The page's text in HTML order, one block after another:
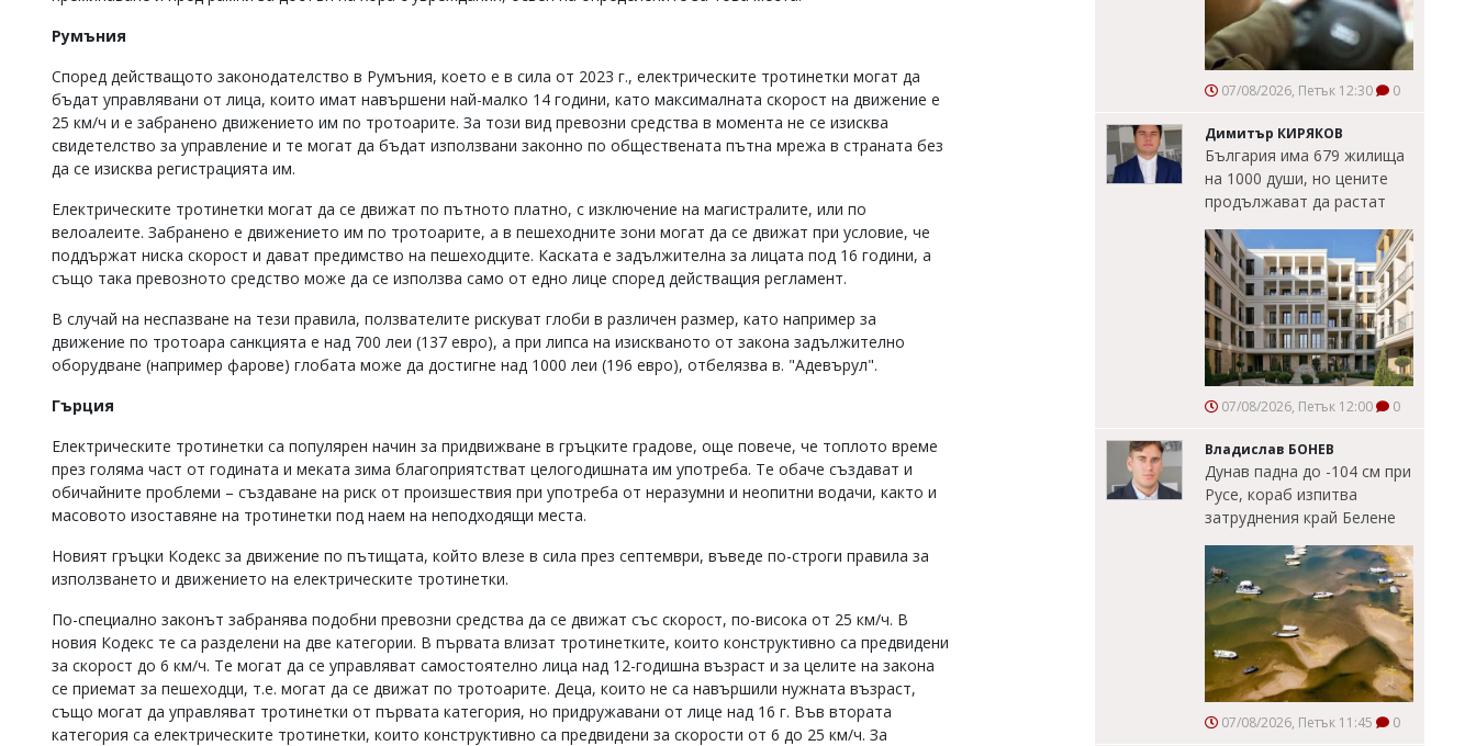
откриете
обиден
коментар,
сигнализирайте
Румъния
Според действащото законодателство в Румъния, което е в сила от 2023 г., електрическите тротинетки могат да
бъдат управлявани от лица, които имат навършени най-малко 14 години, като максималната скорост на движение е
25 км/ч и е забранено движението им по тротоарите. За този вид превозни средства в момента не се изисква
свидетелство за управление и те могат да бъдат използвани законно по обществената пътна мрежа в страната без
да се изисква регистрацията им.
Електрическите тротинетки могат да се движат по пътното платно, с изключение на магистралите, или по
велоалеите. Забранено е движението им по тротоарите, а в пешеходните зони могат да се движат при условие, че
поддържат ниска скорост и дават предимство на пешеходците. Каската е задължителна за лицата под 16 години, а
също така превозното средство може да се използва само от едно лице според действащия регламент.
В случай на неспазване на тези правила, ползвателите рискуват глоби в различен размер, като например за
движение по тротоара санкцията е над 700 леи (137 евро), а при липса на изискваното от закона задължително
оборудване (например фарове) глобата може да достигне над 1000 леи (196 евро), отбелязва в. "Адевърул".
Гърция
Електрическите тротинетки са популярен начин за придвижване в гръцките градове, още повече, че топлото време
през голяма част от годината и меката зима благоприятстват целогодишната им употреба. Те обаче създават и
обичайните проблеми – създаване на риск от произшествия при употреба от неразумни и неопитни водачи, както и
масовото изоставяне на тротинетки под наем на неподходящи места.
Новият гръцки Кодекс за движение по пътищата, който влезе в сила през септември, въведе по-строги правила за
използването и движението на електрическите тротинетки.
По-специално законът забранява подобни превозни средства да се движат със скорост, по-висока от 25 км/ч. В
новия Кодекс те са разделени на две категории. В първата влизат тротинетките, които конструктивно са предвидени
за скорост до 6 км/ч. Те могат да се управляват самостоятелно лица над 12-годишна възраст и за целите на закона
се приемат за пешеходци, т.е. могат да се движат по тротоарите. Деца, които не са навършили нужната възраст,
също могат да управляват тротинетки от първата категория, но придружавани от лице над 16 г. Във втората
категория са електрическите тротинетки, които конструктивно са предвидени за скорости от 6 до 25 км/ч. За
07/08/2026, Петък 12:30 0
Димитър КИРЯКОВ
България има 679 жилища
на 1000 души, но цените
продължават да растат
07/08/2026, Петък 12:00 0
Владислав БОНЕВ
Дунав падна до -104 см при
Русе, кораб изпитва
затруднения край Белене
07/08/2026, Петък 11:45 0